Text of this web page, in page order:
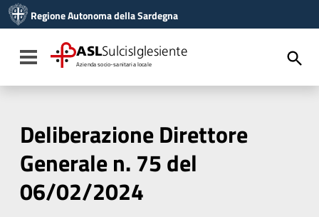
Vai al menu di navigazione
Vai al footer
Regione Autonoma della Sardegna
Toggle navigation
ASLSulcisIglesiente
Azienda socio-sanitaria locale
Deliberazione Direttore
Generale n. 75 del
06/02/2024